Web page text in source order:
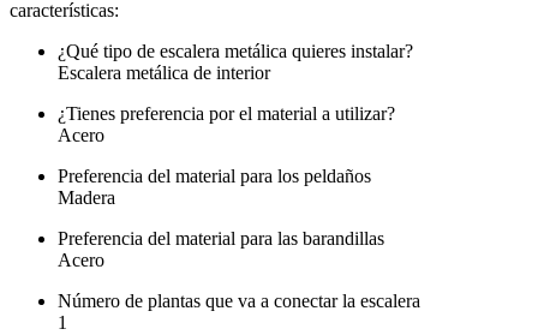
características:
¿Qué tipo de escalera metálica quieres instalar?
Escalera metálica de interior
¿Tienes preferencia por el material a utilizar?
Acero
Preferencia del material para los peldaños
Madera
Preferencia del material para las barandillas
Acero
Número de plantas que va a conectar la escalera
1